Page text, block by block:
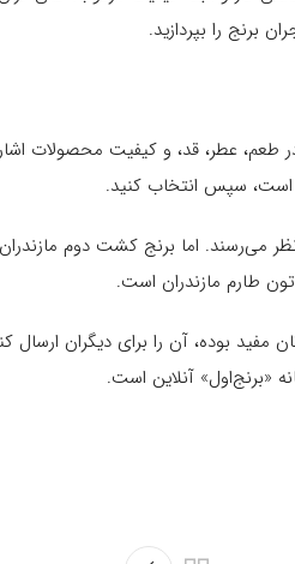
برنج را بپردازید.
و مازندران می‌توان به 3 ملاک اصلی در طعم، عطر،
است، سپس انتخاب کنید.
می‌رسند. اما برنج کشت دوم
طارم مازندران است.
مفید بوده، آن را برای دیگران
«برنج‌اول» آنلاین است.